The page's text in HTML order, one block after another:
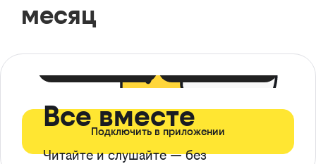
месяц
Все вместе
Читайте и слушайте — без
Подключить в приложении